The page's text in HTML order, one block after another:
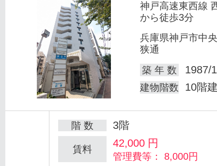
神戸高速東西線
から徒歩3分
兵庫県神戸市中
狭通
築 年 数
1987/
建物階数 10階
階 数 3階
賃料 42,000 円
管理費等： 8,000円